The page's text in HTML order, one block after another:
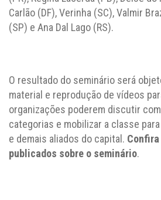
Carlão (DF), Verinha (SC), Valmir
(SP) e Ana Dal Lago (RS).
O resultado do seminário será
material e reprodução de vídeos
organizações poderem discutir
categorias e mobilizar a classe
e demais aliados do capital.
publicados sobre o seminário.